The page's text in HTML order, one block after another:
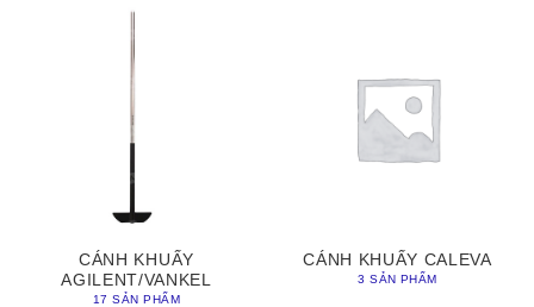
CÁNH KHUẤY
AGILENT/VANKEL
17 SẢN PHẨM
CÁNH KHUẤY CALEVA
3 SẢN PHẨM